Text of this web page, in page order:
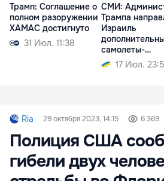
Трамп: Соглашение о
полном разоружении
ХАМАС достигнуто
31 Июл. 11:38
СМИ:
Трампа
Израиль
самолеты-
заправщики
17 Июл.
Ria 29 октября 2023, 14:15 6 369
Полиция США
гибели двух